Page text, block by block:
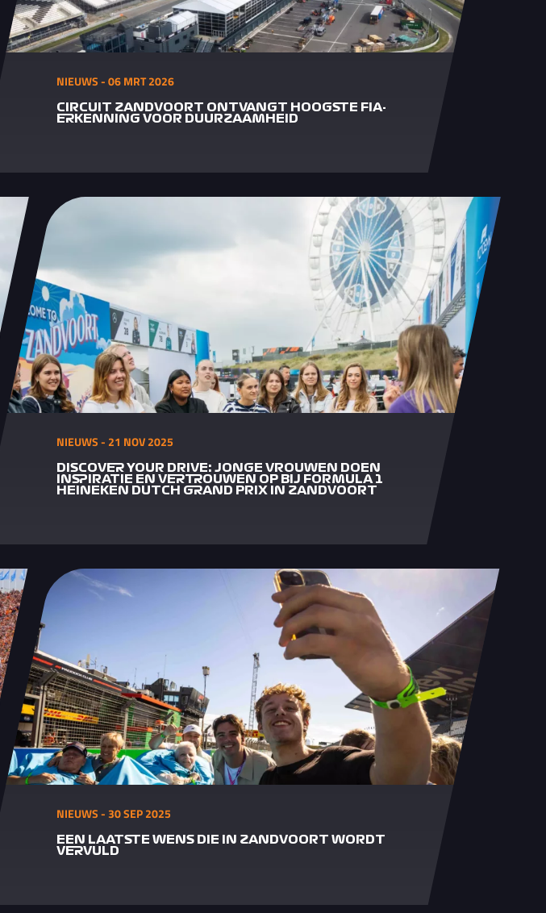
NIEUWS - 06 MRT 2026
CIRCUIT ZANDVOORT ONTVANGT HOOGSTE FIA-
ERKENNING VOOR DUURZAAMHEID
NIEUWS - 21 NOV 2025
DISCOVER YOUR DRIVE: JONGE VROUWEN DOEN
INSPIRATIE EN VERTROUWEN OP BIJ FORMULA 1
HEINEKEN DUTCH GRAND PRIX IN ZANDVOORT
NIEUWS - 30 SEP 2025
EEN LAATSTE WENS DIE IN ZANDVOORT WORDT
VERVULD